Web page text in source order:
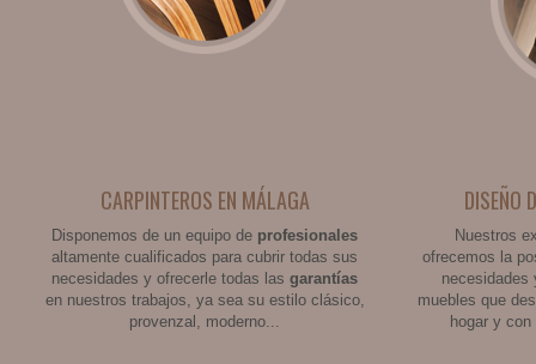
CARPINTEROS EN MÁLAGA
Disponemos de un equipo de profesionales
altamente cualificados para cubrir todas sus
necesidades y ofrecerle todas lasgarantías
en nuestros trabajos, ya sea su estilo clásico,
provenzal, moderno...
DISEÑO
Nuestros
ofrecemos la
necesidades
muebles que
hogar y